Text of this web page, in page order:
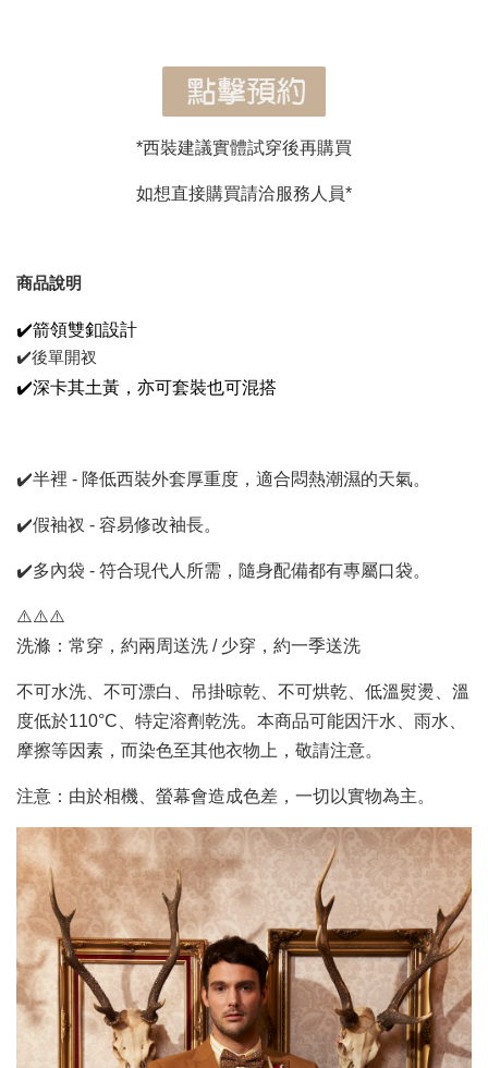
*西裝建議實體試穿後再購買
如想直接購買請洽服務人員*
商品說明
✔️箭領雙釦設計
✔️後單開衩
✔️深卡其土黃，亦可套裝也可混搭
✔️半裡 - 降低西裝外套厚重度，適合悶熱潮濕的天氣。
✔️假袖衩 - 容易修改袖長。
✔️多內袋 - 符合現代人所需，隨身配備都有專屬口袋。
⚠️⚠️⚠️
洗滌：常穿，約兩周送洗 / 少穿，約一季送洗
不可水洗、不可漂白、吊掛晾乾、不可烘乾、低溫熨燙、溫
度低於110°C、特定溶劑乾洗。本商品可能因汗水、雨水、
摩擦等因素，而染色至其他衣物上，敬請注意。
注意：由於相機、螢幕會造成色差，一切以實物為主。